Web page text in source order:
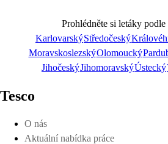
Prohlédnout on-line
Prohlédněte si letáky
KarlovarskýStředočeský
MoravskoslezskýOlomoucký
JihočeskýJihomoravskýÚstecký
Tesco
O nás
Aktuální nabídka práce